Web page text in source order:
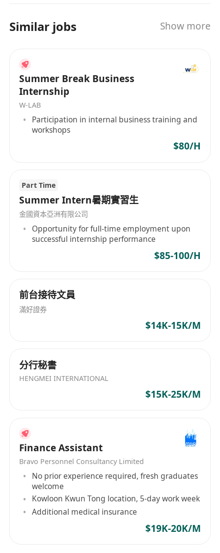
Similar jobs Show more
Summer Break Business
Internship
W-LAB
Participation in internal business training and
workshops
$80/H
Part Time
Summer Intern暑期實習生
金國資本亞洲有限公司
Opportunity for full-time employment upon
successful internship performance
$85-100/H
前台接待文員
滿好證券
$14K-15K/M
分行秘書
HENGMEI INTERNATIONAL
$15K-25K/M
Finance Assistant
Bravo Personnel Consultancy Limited
No prior experience required, fresh graduates
welcome
Kowloon Kwun Tong location, 5-day work week
Additional medical insurance
$19K-20K/M